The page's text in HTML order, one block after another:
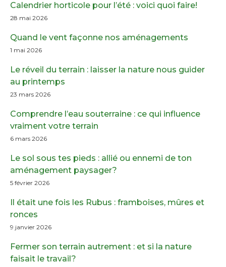
Calendrier horticole pour l’été : voici quoi faire!
28 mai 2026
Quand le vent façonne nos aménagements
1 mai 2026
Le réveil du terrain : laisser la nature nous guider
au printemps
23 mars 2026
Comprendre l’eau souterraine : ce qui influence
vraiment votre terrain
6 mars 2026
Le sol sous tes pieds : allié ou ennemi de ton
aménagement paysager?
5 février 2026
Il était une fois les Rubus : framboises, mûres et
ronces
9 janvier 2026
Fermer son terrain autrement : et si la nature
faisait le travail?